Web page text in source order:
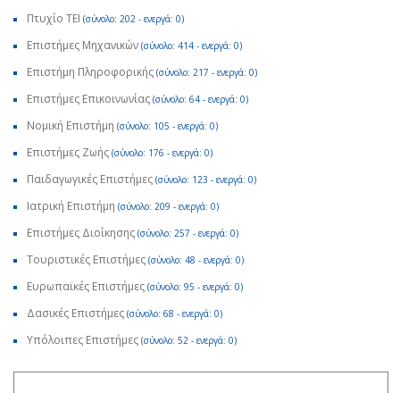
Πτυχίο ΤΕΙ (σύνολο: 202 - ενεργά: 0)
Επιστήμες Μηχανικών (σύνολο: 414 - ενεργά: 0)
Επιστήμη Πληροφορικής (σύνολο: 217 - ενεργά: 0)
Επιστήμες Επικοινωνίας (σύνολο: 64 - ενεργά: 0)
Νομική Επιστήμη (σύνολο: 105 - ενεργά: 0)
Επιστήμες Ζωής (σύνολο: 176 - ενεργά: 0)
Παιδαγωγικές Επιστήμες (σύνολο: 123 - ενεργά: 0)
Ιατρική Επιστήμη (σύνολο: 209 - ενεργά: 0)
Επιστήμες Διοίκησης (σύνολο: 257 - ενεργά: 0)
Τουριστικές Επιστήμες (σύνολο: 48 - ενεργά: 0)
Ευρωπαϊκές Επιστήμες (σύνολο: 95 - ενεργά: 0)
Δασικές Επιστήμες (σύνολο: 68 - ενεργά: 0)
Υπόλοιπες Επιστήμες (σύνολο: 52 - ενεργά: 0)